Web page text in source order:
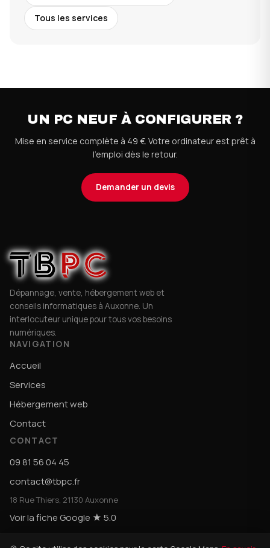
Tous les services
UN PC NEUF À CONFIGURER ?
Mise en service complète à 49 €. Votre ordinateur est prêt à
l'emploi dès le retour.
Demander un devis
Dépannage, vente, hébergement web et
conseils informatiques à Auxonne. Un
interlocuteur unique pour tous vos besoins
numériques.
NAVIGATION
Accueil
Services
Hébergement web
Contact
CONTACT
09 81 56 04 45
contact@tbpc.fr
18 Rue Thiers, 21130 Auxonne
Voir la fiche Google ★ 5.0